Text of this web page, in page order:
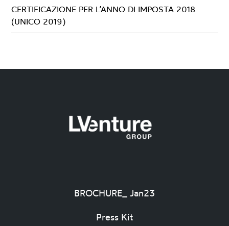
CERTIFICAZIONE PER L’ANNO DI IMPOSTA 2018
(UNICO 2019)
BROCHURE_ Jan23
Press Kit